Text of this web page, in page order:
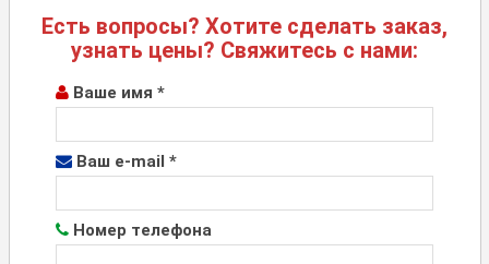
Есть вопросы? Хотите сделать заказ,
узнать цены? Свяжитесь с нами:
Ваше имя *
Ваш e-mail *
Номер телефона